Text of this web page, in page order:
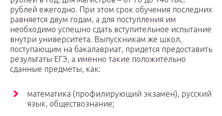
рублей ежегодно. При этом срок обучения последних
равняется двум годам, а для поступления им
необходимо успешно сдать вступительное испытание
внутри университета. Выпускникам же школ,
поступающим на бакалавриат, придется предоставить
результаты ЕГЭ, а именно такие положительно
сданные предметы, как:
математика (профилирующий экзамен), русский
язык, обществознание;